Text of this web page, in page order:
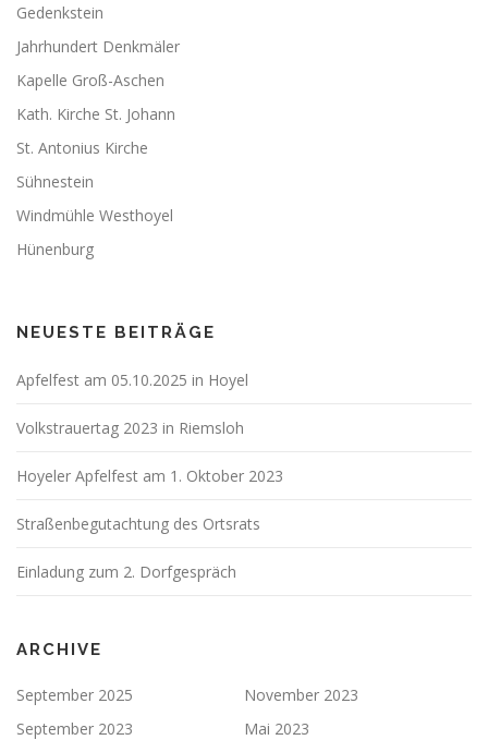
Gedenkstein
Jahrhundert Denkmäler
Kapelle Groß-Aschen
Kath. Kirche St. Johann
St. Antonius Kirche
Sühnestein
Windmühle Westhoyel
Hünenburg
NEUESTE BEITRÄGE
Apfelfest am 05.10.2025 in Hoyel
Volkstrauertag 2023 in Riemsloh
Hoyeler Apfelfest am 1. Oktober 2023
Straßenbegutachtung des Ortsrats
Einladung zum 2. Dorfgespräch
ARCHIVE
September 2025
November 2023
September 2023
Mai 2023